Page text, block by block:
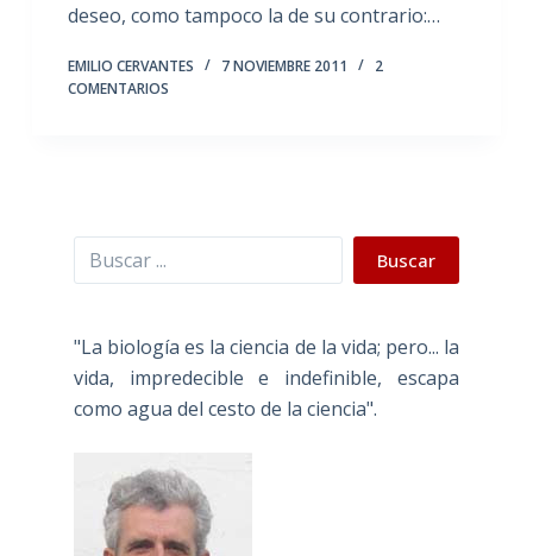
deseo, como tampoco la de su contrario:…
EMILIO CERVANTES 7 NOVIEMBRE 2011
2
COMENTARIOS
Buscar Buscar
"La biología es la ciencia de la vida; pero... la
vida, impredecible e indefinible, escapa
como agua del cesto de la ciencia".